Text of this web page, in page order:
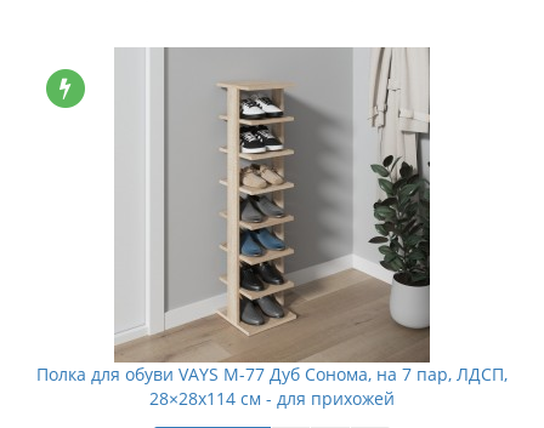
Полка для обуви VAYS M-77 Дуб Сонома, на 7 пар, ЛДСП,
28×28x114 см - для прихожей